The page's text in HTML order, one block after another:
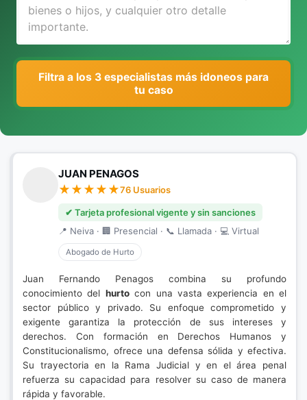
Filtra a los 3 especialistas más idoneos para
tu caso
JUAN PENAGOS
76 Usuarios
✔ Tarjeta profesional vigente y sin sanciones
📍 Neiva · 🏢 Presencial · 📞 Llamada · 💻 Virtual
Abogado de Hurto
Juan Fernando Penagos combina su profundo
conocimiento del hurtocon una vasta experiencia en el
sector público y privado. Su enfoque comprometido y
exigente garantiza la protección de sus intereses y
derechos. Con formación en Derechos Humanos y
Constitucionalismo, ofrece una defensa sólida y efectiva.
Su trayectoria en la Rama Judicial y en el área penal
refuerza su capacidad para resolver su caso de manera
rápida y favorable.